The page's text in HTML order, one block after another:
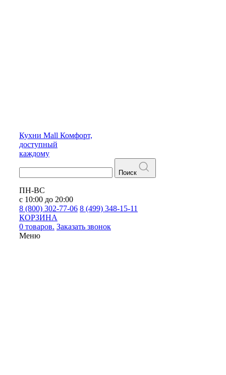
Кухни Mall Комфорт,
доступный
каждому
Поиск
ПН-ВС
с 10:00 до 20:00
8 (800) 302-77-06 8 (499) 348-15-11
КОРЗИНА
0 товаров. Заказать звонок
Меню